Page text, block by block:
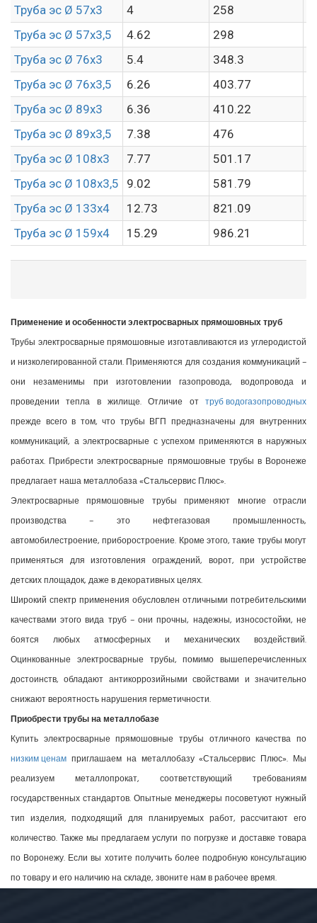
Труба эс Ø 57х3
4 258
Труба эс Ø 57х3,5
4.62 298
Труба эс Ø 76х3
5.4 348.3
Труба эс Ø 76х3,5
6.26 403.77
Труба эс Ø 89х3
6.36 410.22
Труба эс Ø 89х3,5
7.38 476
Труба эс Ø 108х3
7.77 501.17
Труба эс Ø 108х3,5
9.02 581.79
Труба эс Ø 133х4
12.73 821.09
Труба эс Ø 159х4
15.29 986.21
Применение и особенности электросварных прямошовных труб
Трубы электросварные прямошовные изготавливаются из углеродистой
и низколегированной стали. Применяются для создания коммуникаций –
они незаменимы при изготовлении газопровода, водопровода и
проведении тепла в жилище. Отличие от труб водогазопроводных
прежде всего в том, что трубы ВГП предназначены для внутренних
коммуникаций, а электросварные с успехом применяются в наружных
работах. Прибрести электросварные прямошовные трубы в Воронеже
предлагает наша металлобаза «Стальсервис Плюс».
Электросварные прямошовные трубы применяют многие отрасли
производства – это нефтегазовая промышленность,
автомобилестроение, приборостроение. Кроме этого, такие трубы могут
применяться для изготовления ограждений, ворот, при устройстве
детских площадок, даже в декоративных целях.
Широкий спектр применения обусловлен отличными потребительскими
качествами этого вида труб – они прочны, надежны, износостойки, не
боятся любых атмосферных и механических воздействий.
Оцинкованные электросварные трубы, помимо вышеперечисленных
достоинств, обладают антикоррозийными свойствами и значительно
снижают вероятность нарушения герметичности.
Приобрести трубы на металлобазе
Купить электросварные прямошовные трубы отличного качества по
низким ценам приглашаем на металлобазу «Стальсервис Плюс». Мы
реализуем металлопрокат, соответствующий требованиям
государственных стандартов. Опытные менеджеры посоветуют нужный
тип изделия, подходящий для планируемых работ, рассчитают его
количество. Также мы предлагаем услуги по погрузке и доставке товара
по Воронежу. Если вы хотите получить более подробную консультацию
по товару и его наличию на складе, звоните нам в рабочее время.